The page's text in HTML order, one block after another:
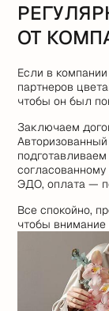
ОТ
Если в
партнеров
чтобы он был
Заключаем
ЭДО, оплата —
Все спокойно,
чтобы